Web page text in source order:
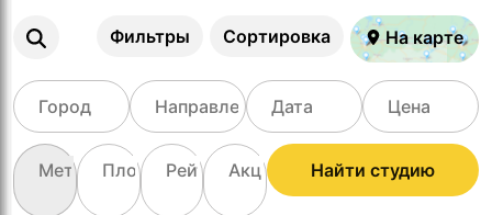
Фильтры Сортировка На карте
Найти студию